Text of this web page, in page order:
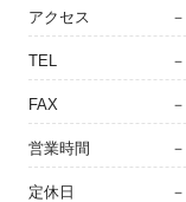
アクセス －
TEL －
FAX －
営業時間 －
定休日 －